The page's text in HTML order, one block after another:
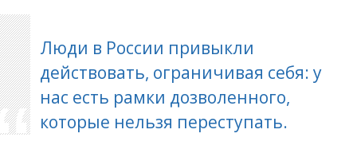
Люди в России привыкли
действовать, ограничивая себя: у
нас есть рамки дозволенного,
которые нельзя переступать.